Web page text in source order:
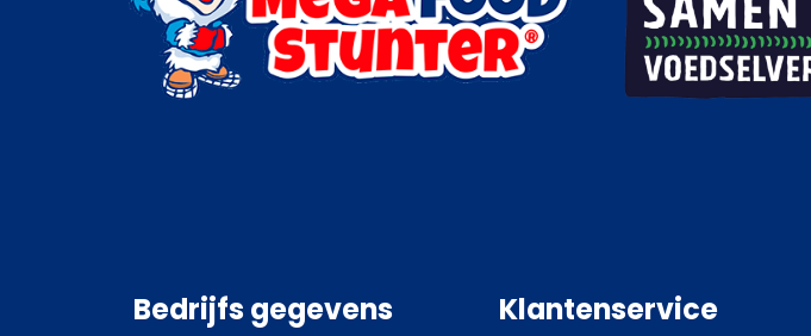
Bedrijfs gegevens Klantenservice